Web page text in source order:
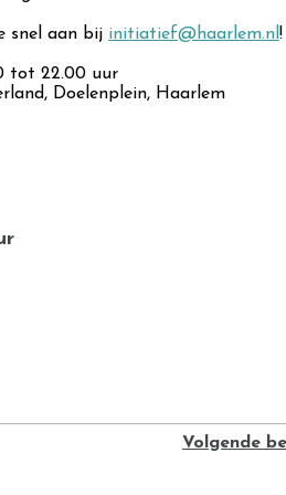
snel aan bij initiatief@haarlem.nl !
tot 22.00 uur
Doelenplein, Haarlem
Volgende